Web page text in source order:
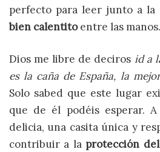
perfecto para leer junto a la
bien calentitoentre las manos.
Dios me libre de deciros id a
es la caña de España, la
Solo sabed que este lugar
que de él podéis esperar.
delicia, una casita única y
contribuir a laprotección del